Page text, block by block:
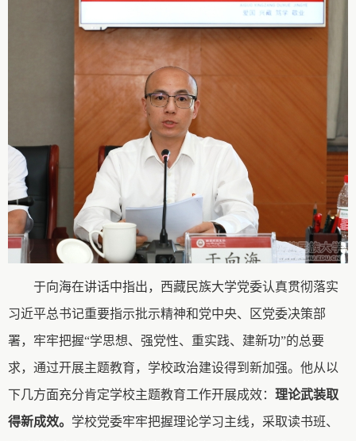
于向海在讲话中指出， 西藏民族大学党委认真贯彻落实
习近平总书记重要指示批示精神和党中央、区党委决策部
署，牢牢把握“学思想、强党性、重实践、建新功”的总要
求，通过开展主题教育，学校政治建设得到新加强。 他从以
下几方面充分肯定学校主题教育工作开展成效： 理论武装取
得新成效。 学校党委牢牢把握理论学习主线，采取读书班、